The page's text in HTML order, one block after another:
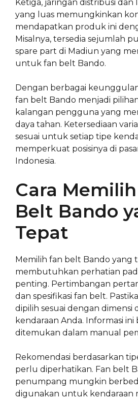
Ketiga, jaringan distribusi dan
yang luas memungkinkan
mendapatkan produk ini
Misalnya, tersedia sejumlah
spare part di Madiun yang
untuk fan belt Bando.
Dengan berbagai
fan belt Bando menjadi
kalangan pengguna yang
daya tahan. Ketersediaan
sesuai untuk setiap tipe
memperkuat posisinya di
Indonesia.
Cara
Belt Bando
Tepat
Memilih fan belt Bando yang
membutuhkan perhatian
penting. Pertimbangan
dan spesifikasi fan belt.
dipilih sesuai dengan dimensi
kendaraan Anda. Informasi ini
ditemukan dalam manual
Rekomendasi berdasarkan
perlu diperhatikan. Fan belt
penumpang mungkin
digunakan untuk kendaraan